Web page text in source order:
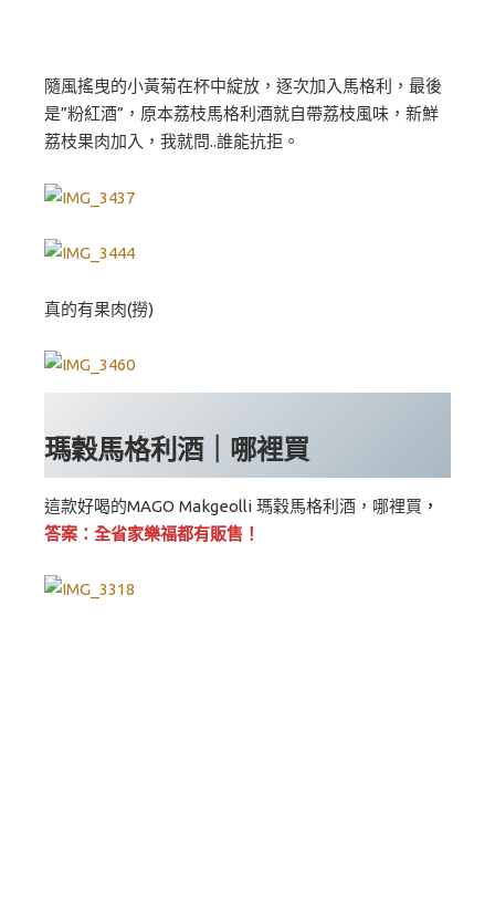
隨風搖曳的小黃菊在杯中綻放，逐次加入馬格利，最後
是”粉紅酒”，原本荔枝馬格利酒就自帶荔枝風味，新鮮
荔枝果肉加入，我就問..誰能抗拒。
真的有果肉(撈)
瑪穀馬格利酒｜哪裡買
這款好喝的MAGO Makgeolli 瑪穀馬格利酒，哪裡買 ，
答案：全省家樂福都有販售！